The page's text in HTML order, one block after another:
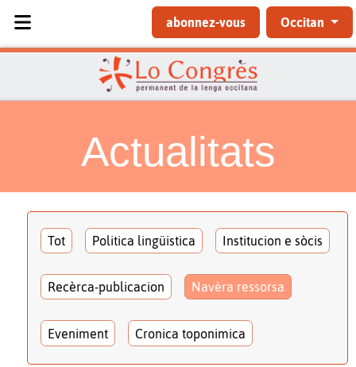
abonnez-vous Occitan
Actualitats
Tot Politica lingüistica Institucion e sòcis
Recèrca-publicacion Navèra ressorsa
Eveniment Cronica toponimica